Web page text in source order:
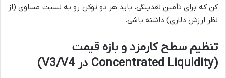
کن که برای تأمین نقدینگی، باید هر دو توکن رو به نسبت مساوی (از
نظر ارزش دلاری) داشته باشی.
تنظیم سطح کارمزد و بازه قیمت
(Concentrated Liquidity در V3/V4)